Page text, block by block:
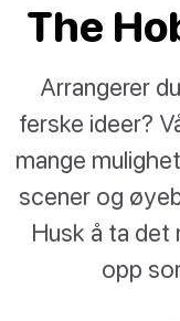
The
Arrangerer
ferske ideer?
mange
scener og
Husk å ta det
opp